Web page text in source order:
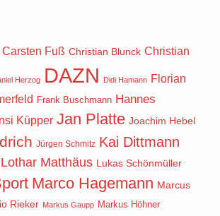
Carsten Fuß Christian Blunck Christian
Herzog DAZN Didi Hamann Florian
Frank Buschmann Hannes
Küpper Jan Platte Joachim Hebel
Jürgen Schmitz Kai Dittmann
Lothar Matthäus Lukas Schönmüller
Marco Hagemann Marcus
Rieker Markus Gaupp Markus Höhner